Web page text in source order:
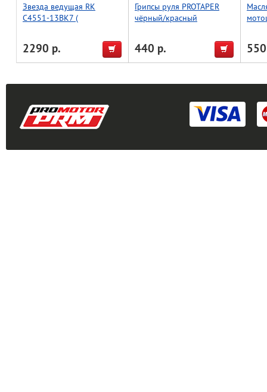
Звезда ведущая RK
C4551-13BK7 (
2290 р.
Грипсы руля PROTAPER
чёрный/красный
440 р.